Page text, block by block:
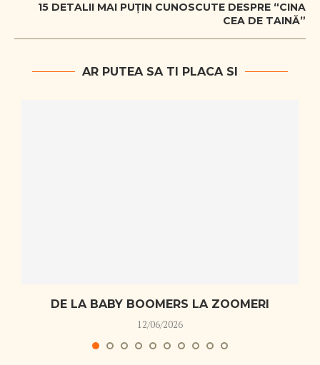
15 DETALII MAI PUȚIN CUNOSCUTE DESPRE “CINA
CEA DE TAINĂ”
AR PUTEA SA TI PLACA SI
DE LA BABY BOOMERS LA ZOOMERI
12/06/2026